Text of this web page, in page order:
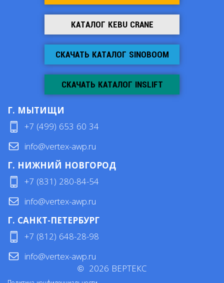
КАТАЛОГ KEBU CRANE
СКАЧАТЬ КАТАЛОГ SINOBOOM
СКАЧАТЬ КАТАЛОГ INSLIFT
Г. МЫТИЩИ
+7 (499) 653 60 34
info@vertex-awp.ru
Г. НИЖНИЙ НОВГОРОД
+7 (831) 280-84-54
info@vertex-awp.ru
Г. САНКТ-ПЕТЕРБУРГ
+7 (812) 648-28-98
info@vertex-awp.ru
© 2026 ВЕРТЕКС